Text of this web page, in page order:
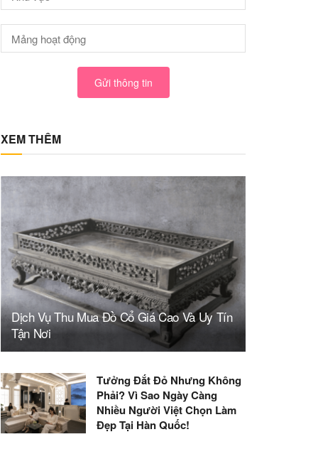
Gửi thông tin
XEM THÊM
Dịch Vụ Thu Mua Đồ Cổ Giá Cao Và Uy Tín
Tận Nơi
Tưởng Đắt Đỏ Nhưng Không
Phải? Vì Sao Ngày Càng
Nhiều Người Việt Chọn Làm
Đẹp Tại Hàn Quốc!